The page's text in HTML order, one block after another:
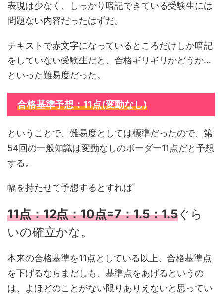
表現は少なく、しっかり暗記できている受験生には
問題ない内容だったはずだ。
テキストで赤文字になっているところだけしか暗記
をしていない受験生だと、合格ギリギリかどうか…
といった難易度だった。
合格基準予想：11点(変動なし)
ということで、難易度としては標準だったので、第
54回の一般知識は変動なしのボーダー11点だと予想
する。
幅を持たせて予想するとすれば
11点：12点：10点=7：1.5：1.5ぐら
いの確立かな。
本来の合格基準を11点としている以上、合格基準点
を下げるならまだしも、基準点をあげるというの
は、よほどのことがない限りありえないと思ってい